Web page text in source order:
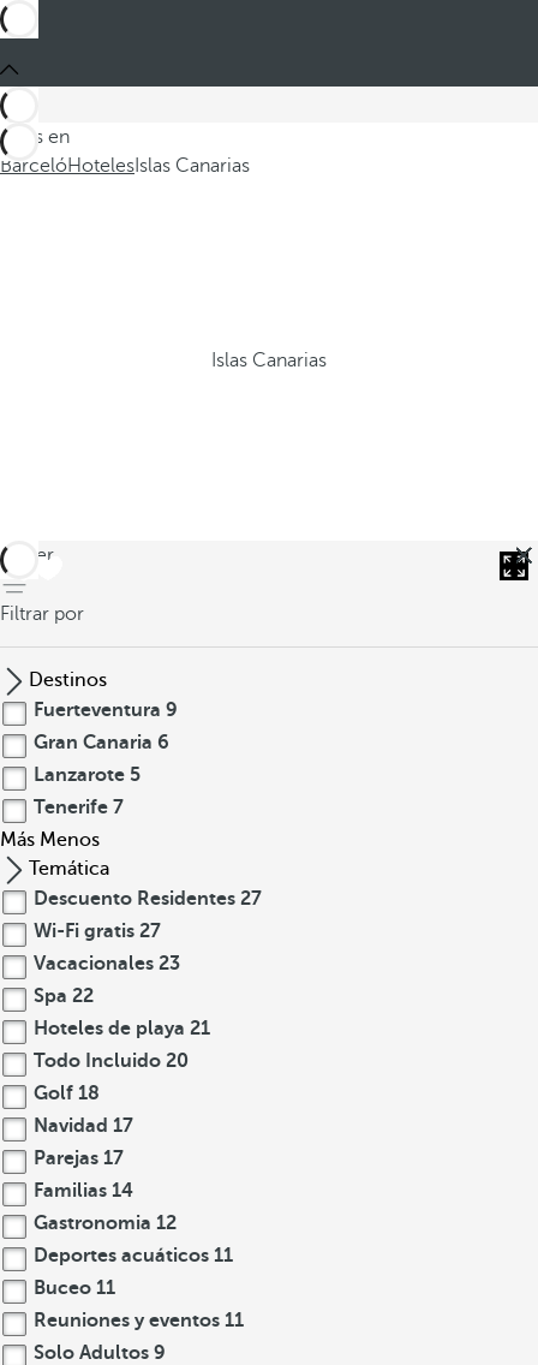
Estás en
BarcelóHoteles Islas Canarias
Islas Canarias
volver
Filtrar por
Destinos
Fuerteventura 9
Gran Canaria 6
Lanzarote 5
Tenerife 7
Más Menos
Temática
Descuento Residentes 27
Wi-Fi gratis 27
Vacacionales 23
Spa 22
Hoteles de playa 21
Todo Incluido 20
Golf 18
Navidad 17
Parejas 17
Familias 14
Gastronomia 12
Deportes acuáticos 11
Buceo 11
Reuniones y eventos 11
Solo Adultos 9